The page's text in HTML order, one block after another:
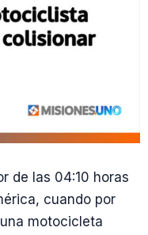
de las 04:10 horas
cuando por
motocicleta